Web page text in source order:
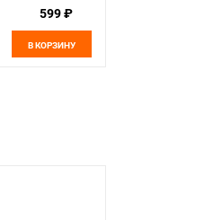
599 ₽
В КОРЗИНУ